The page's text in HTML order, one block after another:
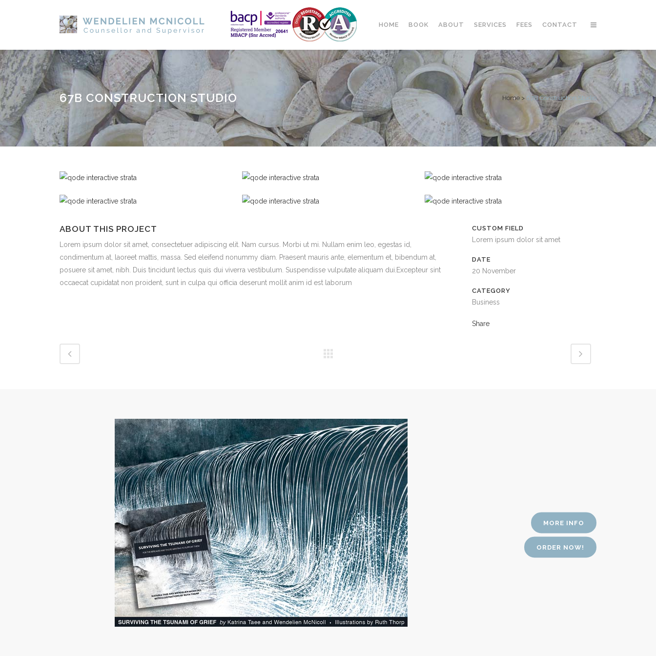
HOME BOOK ABOUT SERVICES FEES CONTACT
67B CONSTRUCTION STUDIO Home > 67B Construction Studio
ABOUT THIS PROJECT
Lorem ipsum dolor sit amet, consectetuer adipiscing elit. Nam cursus. Morbi ut mi. Nullam enim leo, egestas id,
condimentum at, laoreet mattis, massa. Sed eleifend nonummy diam. Praesent mauris ante, elementum et, bibendum at,
posuere sit amet, nibh. Duis tincidunt lectus quis dui viverra vestibulum. Suspendisse vulputate aliquam dui.Excepteur sint
occaecat cupidatat non proident, sunt in culpa qui officia deserunt mollit anim id est laborum
CUSTOM FIELD
Lorem ipsum dolor sit amet
DATE
20 November
CATEGORY
Business
Share
MORE INFO
ORDER NOW!